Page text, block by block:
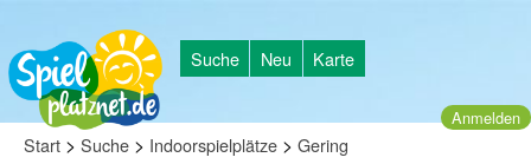
Suche Neu Karte
Anmelden
Start > Suche > Indoorspielplätze > Gering